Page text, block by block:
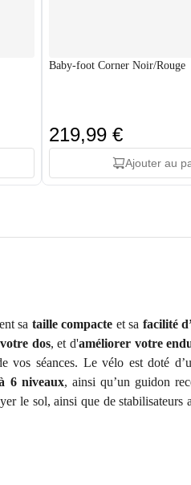
Baby-foot Corner Noir/Rouge
219,99 €
Ajouter au
sa taille compacte et sa facilité
votre dos, et d'améliorer votre
vos séances. Le vélo est doté
6 niveaux, ainsi qu’un guidon
le sol, ainsi que de stabilisateurs